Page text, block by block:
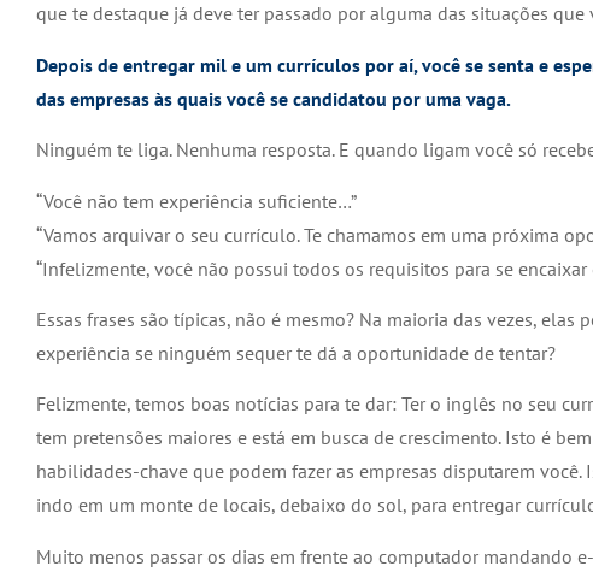
que te destaque já deve ter passado por alguma das situações
Depois de entregar mil e um currículos por aí, você se senta e
das empresas às quais você se candidatou por uma vaga.
Ninguém te liga. Nenhuma resposta. E quando ligam você só
“Você não tem experiência suficiente…”
“Vamos arquivar o seu currículo. Te chamamos em uma próxima
“Infelizmente, você não possui todos os requisitos para se
Essas frases são típicas, não é mesmo? Na maioria das vezes,
experiência se ninguém sequer te dá a oportunidade de tentar?
Felizmente, temos boas notícias para te dar: Ter o inglês no seu
tem pretensões maiores e está em busca de crescimento. Isto é
habilidades-chave que podem fazer as empresas disputarem
indo em um monte de locais, debaixo do sol, para entregar
Muito menos passar os dias em frente ao computador mandando